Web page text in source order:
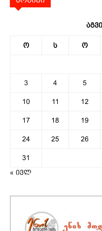
ო ს ო
3 4 5
10 11 12
17 18 19
24 25 26
31
« ივლ